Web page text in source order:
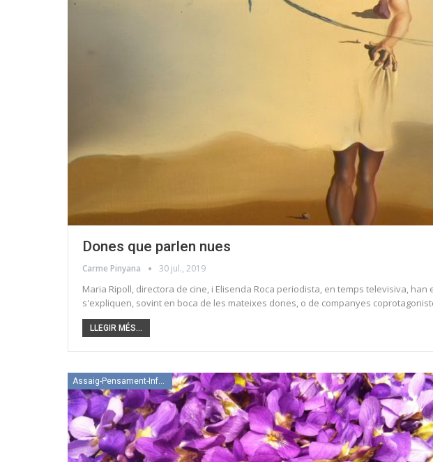
Dones que parlen nues
Carme Pinyana 30 jul., 2019
Maria Ripoll, directora de cine, i Elisenda Roca periodista, en temps televisiva,
s'expliquen, sovint en boca de les mateixes dones, o de companyes
LLEGIR MÉS...
Assaig-Pensament-Informació